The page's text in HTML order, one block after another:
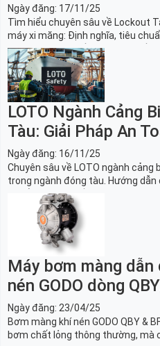
Ngày đăng: 17/11/25
Tìm hiểu chuyên sâu về Lockout
máy xi măng: Định nghĩa, tiêu
và danh sách thiết bị LOTO thiết
nung, máy nghiền an toàn.
LOTO Ngành Cảng
Tàu: Giải Pháp An
Ngày đăng: 16/11/25
Chuyên sâu về LOTO ngành cảng
trong ngành đóng tàu. Hướng
chuẩn OSHA, thiết bị và Giải pháp
đóng tàu toàn diện.
Máy bơm màng
nén GODO dòng
Ngày đăng: 23/04/25
Bơm màng khí nén GODO QBY &
bơm chất lỏng thông thường, mà